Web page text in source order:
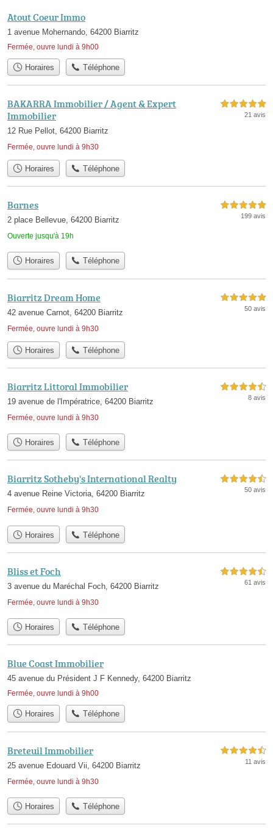
Atout Coeur Immo
1 avenue Mohernando, 64200 Biarritz
Fermée, ouvre lundi à 9h00
Horaires Téléphone
BAKARRA Immobilier / Agent & Expert
Immobilier
12 Rue Pellot, 64200 Biarritz
Fermée, ouvre lundi à 9h30
5,0 étoiles sur 5
21 avis
Horaires Téléphone
Barnes
2 place Bellevue, 64200 Biarritz
Ouverte jusqu'à 19h
5,0 étoiles sur 5
199 avis
Horaires Téléphone
Biarritz Dream Home
42 avenue Carnot, 64200 Biarritz
Fermée, ouvre lundi à 9h30
5,0 étoiles sur 5
50 avis
Horaires Téléphone
Biarritz Littoral Immobilier
19 avenue de l'Impératrice, 64200 Biarritz
Fermée, ouvre lundi à 9h30
4,5 étoiles sur 5
8 avis
Horaires Téléphone
Biarritz Sotheby's International Realty
4 avenue Reine Victoria, 64200 Biarritz
Fermée, ouvre lundi à 9h30
4,5 étoiles sur 5
50 avis
Horaires Téléphone
Bliss et Foch
3 avenue du Maréchal Foch, 64200 Biarritz
Fermée, ouvre lundi à 9h30
4,5 étoiles sur 5
61 avis
Horaires Téléphone
Blue Coast Immobilier
45 avenue du Président J F Kennedy, 64200 Biarritz
Fermée, ouvre lundi à 9h00
Horaires Téléphone
Breteuil Immobilier
25 avenue Edouard Vii, 64200 Biarritz
Fermée, ouvre lundi à 9h30
4,5 étoiles sur 5
11 avis
Horaires Téléphone